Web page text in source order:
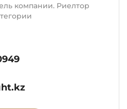
компании. Риелтор